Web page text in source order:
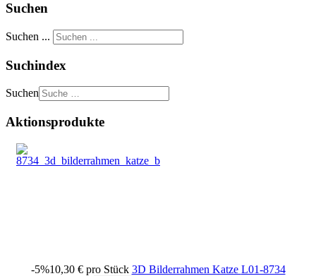
Suchen
Suchen ...
Suchindex
Suchen
Aktionsprodukte
-5%10,30 € pro Stück 3D Bilderrahmen Katze L01-8734